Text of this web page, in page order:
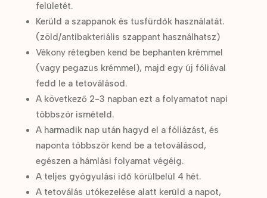
felületét.
Kerüld a szappanok és tusfürdők használatát.
(zöld/antibakteriális szappant használhatsz)
Vékony rétegben kend be bephanten krémmel
(vagy pegazus krémmel), majd egy új fóliával
fedd le a tetoválásod.
A következő 2-3 napban ezt a folyamatot napi
többször ismételd.
A harmadik nap után hagyd el a fóliázást, és
naponta többször kend be a tetoválásod,
egészen a hámlási folyamat végéig.
A teljes gyógyulási idő körülbelül 4 hét.
A tetoválás utókezelése alatt kerüld a napot,